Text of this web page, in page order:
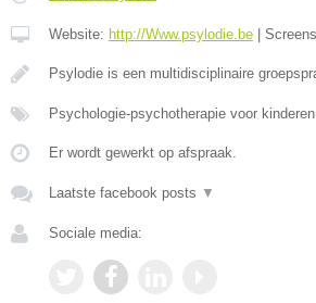
Website: http://Www.psylodie.be
Psylodie is een multidisciplinaire
Psychologie-psychotherapie voor
Er wordt gewerkt op afspraak.
Laatste facebook posts ▼
Sociale media: